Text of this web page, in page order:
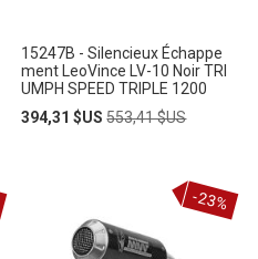
15247B - Silencieux Échappe
ment LeoVince LV-10 Noir TRI
UMPH SPEED TRIPLE 1200
Prix
394,31 $US Prix
553,41 $US
-23%